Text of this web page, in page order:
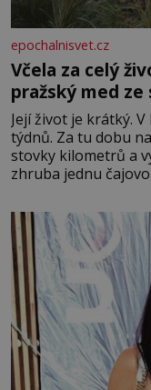
epochalnisvet.cz
Včela za celý
pražský med
Její život je krátký.
týdnů. Za tu dobu
stovky kilometrů a
zhruba jednu
tisíc příslušnic
nejdokonalejších